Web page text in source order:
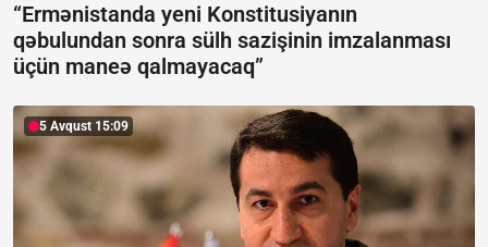
“Ermənistanda yeni Konstitusiyanın
qəbulundan sonra sülh sazişinin imzalanması
üçün maneə qalmayacaq”
5 Avqust 15:09